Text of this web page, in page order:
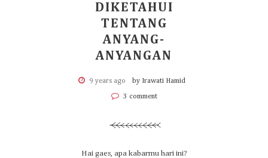
DIKETAHUI
TENTANG
ANYANG-
ANYANGAN
9 years ago by Irawati Hamid
3 comment
Hai gaes, apa kabarmu hari ini?